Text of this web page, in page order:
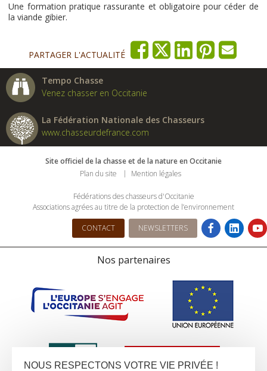
Une formation pratique rassurante et obligatoire pour céder de
la viande gibier.
PARTAGER L'ACTUALITÉ
Tempo Chasse
Venez chasser en Occitanie
La Fédération Nationale des Chasseurs
www.chasseurdefrance.com
Site officiel de la chasse et de la nature en Occitanie
Plan du site
Mention légales
Fédérations des chasseurs d'Occitanie
Associations agrées au titre de la protection de l’environnement
CONTACT NEWSLETTERS
Nos partenaires
NOUS RESPECTONS VOTRE VIE PRIVÉE !